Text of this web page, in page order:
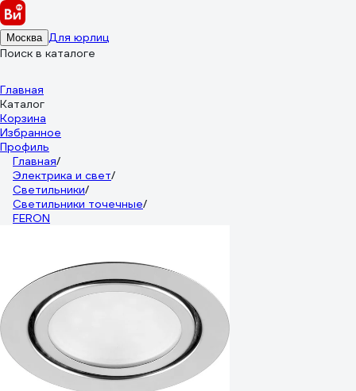
Москва Для юрлиц
Поиск в каталоге
Главная
Каталог
Корзина
Избранное
Профиль
Главная/
Электрика и свет/
Светильники/
Светильники точечные/
FERON